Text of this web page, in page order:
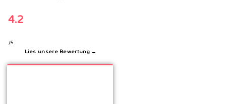
4.2
/5
Lies unsere Bewertung →